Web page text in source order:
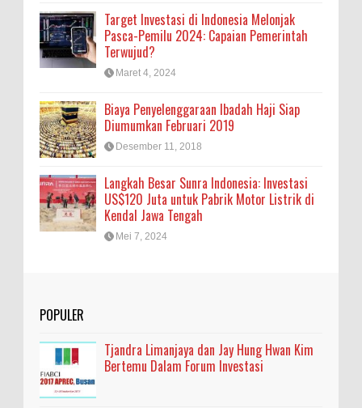
Target Investasi di Indonesia Melonjak
Pasca-Pemilu 2024: Capaian Pemerintah
Terwujud?
Maret 4, 2024
Biaya Penyelenggaraan Ibadah Haji Siap
Diumumkan Februari 2019
Desember 11, 2018
Langkah Besar Sunra Indonesia: Investasi
US$120 Juta untuk Pabrik Motor Listrik di
Kendal Jawa Tengah
Mei 7, 2024
POPULER
Tjandra Limanjaya dan Jay Hung Hwan Kim
Bertemu Dalam Forum Investasi